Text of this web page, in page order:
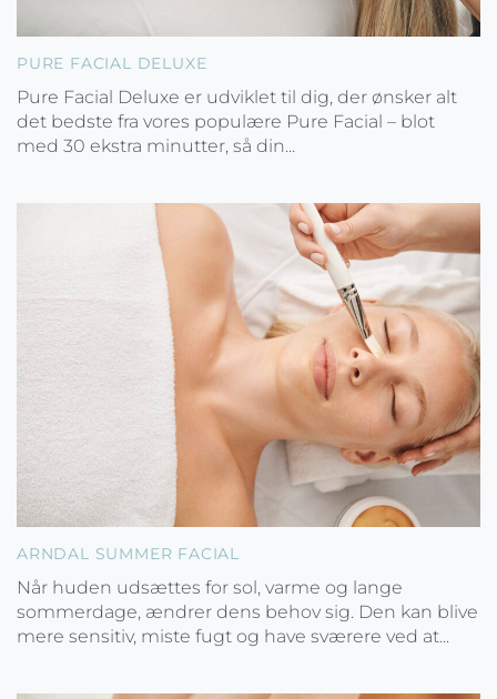
PURE FACIAL DELUXE
Pure Facial Deluxe er udviklet til dig, der ønsker alt
det bedste fra vores populære Pure Facial – blot
med 30 ekstra minutter, så din...
ARNDAL SUMMER FACIAL
Når huden udsættes for sol, varme og lange
sommerdage, ændrer dens behov sig. Den kan blive
mere sensitiv, miste fugt og have sværere ved at...